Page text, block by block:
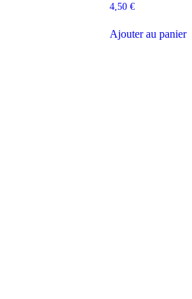
4,50 €
Ajouter au panier